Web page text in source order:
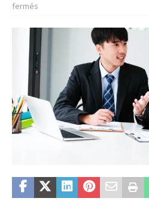
fermés